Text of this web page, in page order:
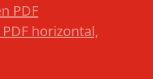
PDF
horizontal,